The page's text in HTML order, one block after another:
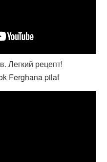
Легкий рецепт!
Ferghana pilaf